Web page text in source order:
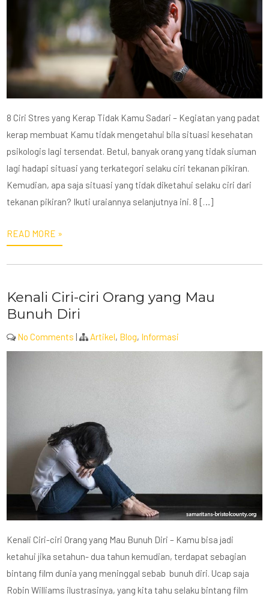
8 Ciri Stres yang Kerap Tidak Kamu Sadari – Kegiatan yang padat
kerap membuat Kamu tidak mengetahui bila situasi kesehatan
psikologis lagi tersendat. Betul, banyak orang yang tidak siuman
lagi hadapi situasi yang terkategori selaku ciri tekanan pikiran.
Kemudian, apa saja situasi yang tidak diketahui selaku ciri dari
tekanan pikiran? Ikuti uraiannya selanjutnya ini. 8 […]
READ MORE »
Kenali Ciri-ciri Orang yang Mau
Bunuh Diri
No Comments | Artikel, Blog, Informasi
Kenali Ciri-ciri Orang yang Mau Bunuh Diri – Kamu bisa jadi
ketahui jika setahun- dua tahun kemudian, terdapat sebagian
bintang film dunia yang meninggal sebab bunuh diri. Ucap saja
Robin Williams ilustrasinya, yang kita tahu selaku bintang film